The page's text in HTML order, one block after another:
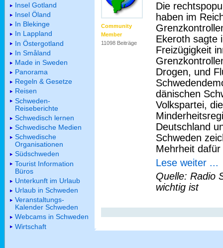
Community
Member
11098 Beiträge
Die
haben im
Ekeroth sagte
Freizügigkeit
Drogen, und
dänischen
Volkspartei,
Deutschland
Schweden
Mehrheit dafür
Lese weiter ...
Quelle: Radio
wichtig ist
Insel Gotland
Insel Öland
In Blekinge
In Lappland
In Östergotland
In Småland
Made in Sweden
Panorama
Regeln & Gesetze
Reisen
Schweden-
Reiseberichte
Schwedisch lernen
Schwedische Medien
Schwedische
Organisationen
Südschweden
Tourist Information
Büros
Unterkunft im Urlaub
Urlaub in Schweden
Veranstaltungs-
Kalender Schweden
Webcams in Schweden
Wirtschaft